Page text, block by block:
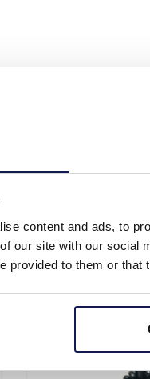
content and ads, to
our site with our social
provided to them or
Earrings
accessoire
toevoeging aan uw
verfijning toevoegt.
evenement of op zoek
006-2 Verklaring